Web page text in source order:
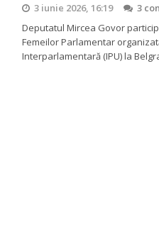
3 iunie 2026, 16:19
3
Deputatul Mircea Govor
Femeilor Parlamentar
Interparlamentară (IPU) la